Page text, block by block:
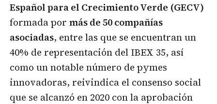
Español para el Crecimiento Verde (GECV)
formada por más de 50 compañías
asociadas, entre las que se encuentran un
40% de representación del IBEX 35, así
como un notable número de pymes
innovadoras, reivindica el consenso social
que se alcanzó en 2020 con la aprobación